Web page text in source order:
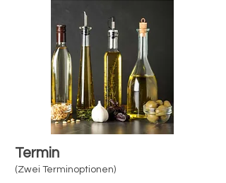
Termin
(Zwei Terminoptionen)